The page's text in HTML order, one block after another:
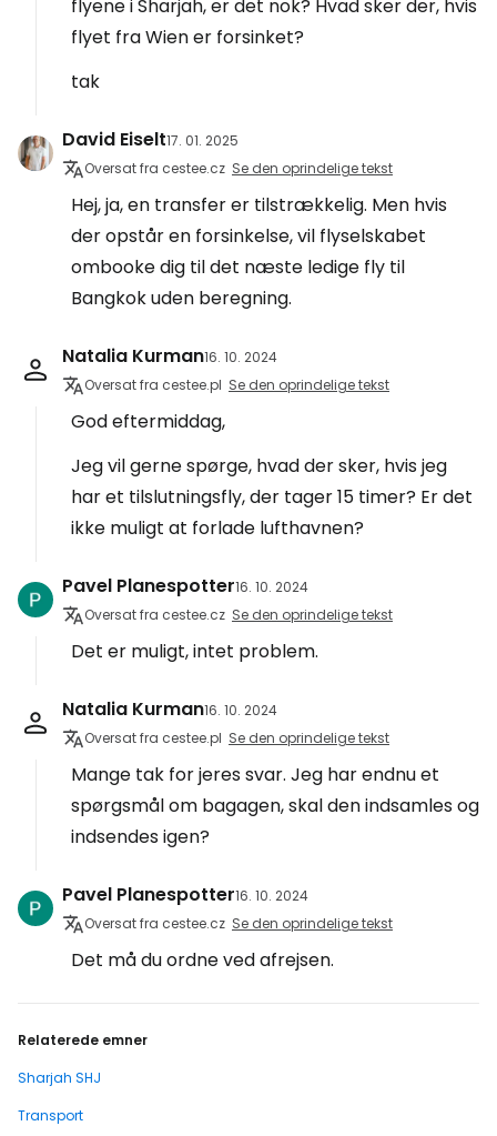
flyene i Sharjah, er det nok? Hvad sker der, hvis
flyet fra Wien er forsinket?
tak
David Eiselt17. 01. 2025
Oversat fra cestee.cz Se den oprindelige tekst
Hej, ja, en transfer er tilstrækkelig. Men hvis
der opstår en forsinkelse, vil flyselskabet
ombooke dig til det næste ledige fly til
Bangkok uden beregning.
Natalia Kurman16. 10. 2024
Oversat fra cestee.pl Se den oprindelige tekst
God eftermiddag,
Jeg vil gerne spørge, hvad der sker, hvis jeg
har et tilslutningsfly, der tager 15 timer? Er det
ikke muligt at forlade lufthavnen?
Pavel Planespotter16. 10. 2024
Oversat fra cestee.cz Se den oprindelige tekst
Det er muligt, intet problem.
Natalia Kurman16. 10. 2024
Oversat fra cestee.pl Se den oprindelige tekst
Mange tak for jeres svar. Jeg har endnu et
spørgsmål om bagagen, skal den indsamles og
indsendes igen?
Pavel Planespotter16. 10. 2024
Oversat fra cestee.cz Se den oprindelige tekst
Det må du ordne ved afrejsen.
Relaterede emner
Sharjah SHJ
Transport